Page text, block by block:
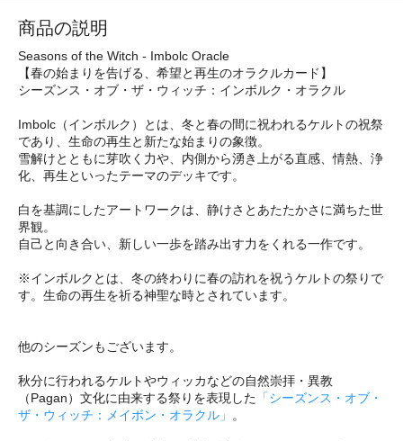
商品の説明
Seasons of the Witch - Imbolc Oracle
【春の始まりを告げる、希望と再生のオラクルカード】
シーズンス・オブ・ザ・ウィッチ：インボルク・オラクル
Imbolc（インボルク）とは、冬と春の間に祝われるケルトの祝祭
であり、生命の再生と新たな始まりの象徴。
雪解けとともに芽吹く力や、内側から湧き上がる直感、情熱、浄
化、再生といったテーマのデッキです。
白を基調にしたアートワークは、静けさとあたたかさに満ちた世
界観。
自己と向き合い、新しい一歩を踏み出す力をくれる一作です。
※インボルクとは、冬の終わりに春の訪れを祝うケルトの祭りで
す。生命の再生を祈る神聖な時とされています。
他のシーズンもございます。
秋分に行われるケルトやウィッカなどの自然崇拝・異教
（Pagan）文化に由来する祭りを表現した 「シーズンス・オブ・
ザ・ウィッチ：メイボン・オラクル」 。